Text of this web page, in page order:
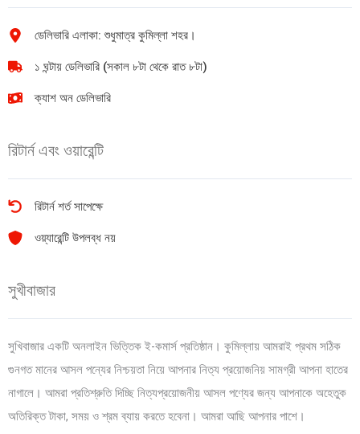
ডেলিভারি এলাকা: শুধুমাত্র কুমিল্লা শহর।
১ ঘন্টায় ডেলিভারি (সকাল ৮টা থেকে রাত ৮টা)
ক্যাশ অন ডেলিভারি
রিটার্ন এবং ওয়ারেন্টি
রিটার্ন শর্ত সাপেক্ষে
ওয়্যারেন্টি উপলব্ধ নয়
সুখীবাজার
সুখিবাজার একটি অনলাইন ভিত্তিক ই-কমার্স প্রতিষ্ঠান। কুমিল্লায় আমরাই প্রথম সঠিক
গুনগত মানের আসল পন্যের নিশ্চয়তা নিয়ে আপনার নিত্য প্রয়োজনিয় সামগ্রী আপনা হাতের
নাগালে। আমরা প্রতিশ্রুতি দিচ্ছি নিত্যপ্রয়োজনীয় আসল পণ্যের জন্য আপনাকে অহেতুক
অতিরিক্ত টাকা, সময় ও শ্রম ব্যায় করতে হবেনা। আমরা আছি আপনার পাশে।